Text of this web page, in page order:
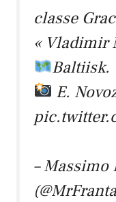
classe
« Vladimir
Baltiisk.
E.
–